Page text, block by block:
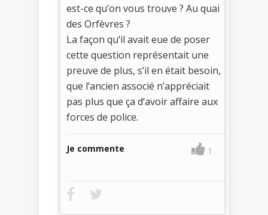
est-ce qu’on vous trouve ? Au quai
des Orfèvres ?
La façon qu’il avait eue de poser
cette question représentait une
preuve de plus, s’il en était besoin,
que l’ancien associé n’appréciait
pas plus que ça d’avoir affaire aux
forces de police.
Je commente 1